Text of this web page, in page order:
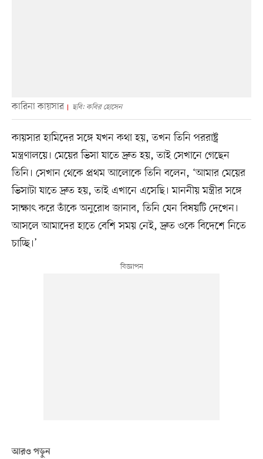
কারিনা কায়সার ছবি: কবির হোসেন
কায়সার হামিদের সঙ্গে যখন কথা হয়, তখন তিনি পররাষ্ট্র
মন্ত্রণালয়ে। মেয়ের ভিসা যাতে দ্রুত হয়, তাই সেখানে গেছেন
তিনি। সেখান থেকে প্রথম আলোকে তিনি বলেন, ‘আমার মেয়ের
ভিসাটা যাতে দ্রুত হয়, তাই এখানে এসেছি। মাননীয় মন্ত্রীর সঙ্গে
সাক্ষাৎ করে তাঁকে অনুরোধ জানাব, তিনি যেন বিষয়টি দেখেন।
আসলে আমাদের হাতে বেশি সময় নেই, দ্রুত ওকে বিদেশে নিতে
চাচ্ছি।’
আরও পড়ুন